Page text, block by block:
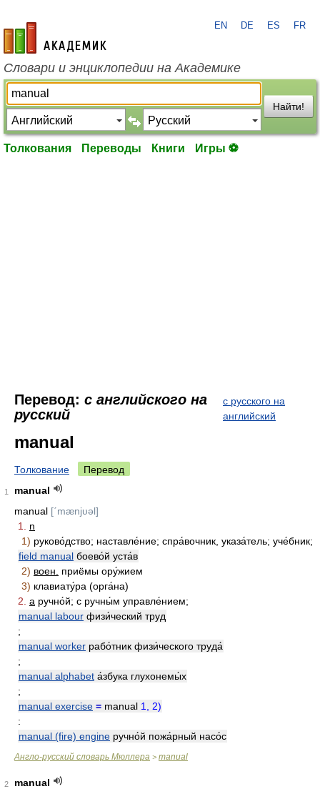
academic.ru
EN DE ES FR
Словари и энциклопедии на Академике
Найти!
Толкования Переводы Книги Игры ⚽
Перевод: с английского на
русский
с русского на
английский
manual
Толкование Перевод
1
manual
manual [ˊmænjυǝl]
1.
n
1) руково́дство; наставле́ние; спра́вочник, указа́тель; уче́бник;
field manual боево́й уста́в
2) воен.
приёмы ору́жием
3) клавиату́ра (орга́на)
2. a ручно́й; с ручны́м управле́нием;
manual labour физи́ческий труд
;
manual worker рабо́тник физи́ческого труда́
;
manual alphabet а́збука глухонемы́х
;
manual exercise = manual 1,
2)
:
manual (fire) engine ручно́й пожа́рный насо́с
Англо-русский словарь Мюллера > manual
2
manual